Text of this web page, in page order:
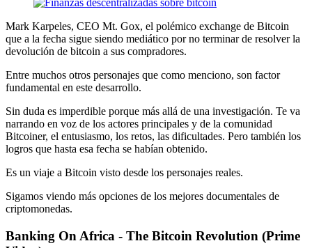
Mark Karpeles, CEO Mt. Gox, el polémico exchange de Bitcoin
que a la fecha sigue siendo mediático por no terminar de resolver la
devolución de bitcoin a sus compradores.
Entre muchos otros personajes que como menciono, son factor
fundamental en este desarrollo.
Sin duda es imperdible porque más allá de una investigación. Te va
narrando en voz de los actores principales y de la comunidad
Bitcoiner, el entusiasmo, los retos, las dificultades. Pero también los
logros que hasta esa fecha se habían obtenido.
Es un viaje a Bitcoin visto desde los personajes reales.
Sigamos viendo más opciones de los mejores documentales de
criptomonedas.
Banking On Africa - The Bitcoin Revolution (Prime